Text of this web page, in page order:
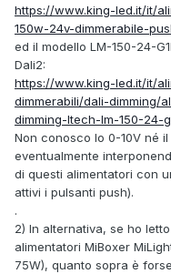
https://www.king-led.it/it/
150w-24v-dimmerabile-
ed il modello LM-150-24-
Dali2:
https://www.king-led.it/it/
dimmerabili/dali-dimming/
dimming-ltech-lm-150-24-
Non conosco lo 0-10V né
eventualmente
di questi alimentatori con
attivi i pulsanti push).
.
2) In alternativa, se ho
alimentatori MiBoxer
75W), quanto sopra è